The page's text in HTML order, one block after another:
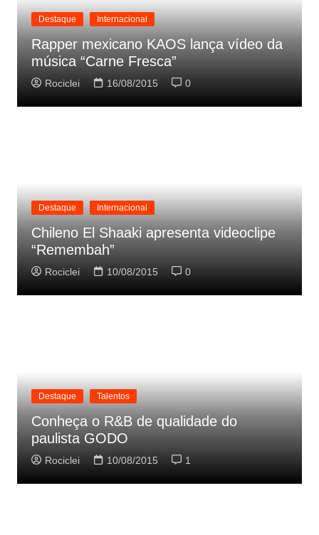
Destaque Internacional
Rapper mexicano KAOS lança vídeo da
música “Carne Fresca”
Rociclei 16/08/2015 0
Destaque Internacional
Chileno El Shaaki apresenta videoclipe
“Remembah”
Rociclei 10/08/2015 0
Destaque Talentos
Conheça o R&B de qualidade do
paulista GODO
Rociclei 10/08/2015 1